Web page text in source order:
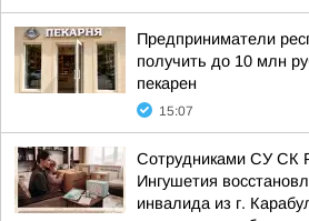
Предприниматели
получить до 10 млн
пекарен
15:07
Сотрудниками СУ СК
Ингушетия
инвалида из г.